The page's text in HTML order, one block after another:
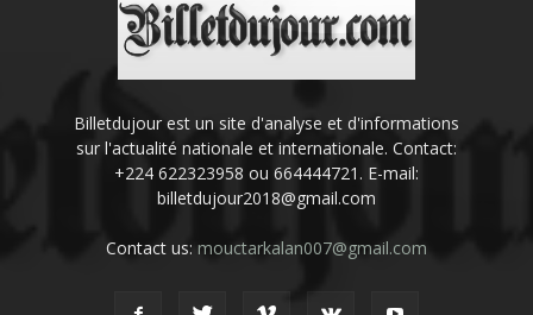
Billetdujour est un site d'analyse et d'informations
sur l'actualité nationale et internationale. Contact:
+224 622323958 ou 664444721. E-mail:
billetdujour2018@gmail.com
Contact us: mouctarkalan007@gmail.com